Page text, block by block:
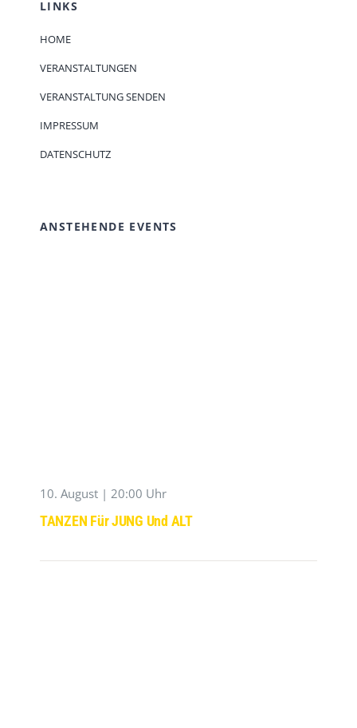
LINKS
HOME
VERANSTALTUNGEN
VERANSTALTUNG SENDEN
IMPRESSUM
DATENSCHUTZ
ANSTEHENDE EVENTS
10. August | 20:00 Uhr
TANZEN Für JUNG Und ALT